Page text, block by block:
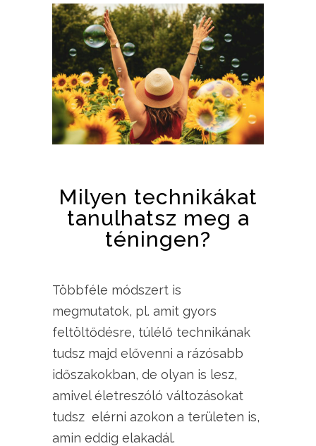
Milyen technikákat
tanulhatsz meg a
téningen?
Többféle módszert is
megmutatok, pl. amit gyors
feltöltődésre, túlélő technikának
tudsz majd elővenni a rázósabb
időszakokban, de olyan is lesz,
amivel életreszóló változásokat
tudsz elérni azokon a területen is,
amin eddig elakadál.